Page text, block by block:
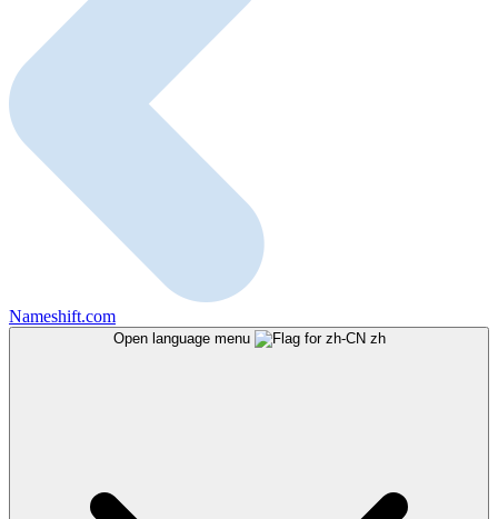
Nameshift.com
Open language menu zh